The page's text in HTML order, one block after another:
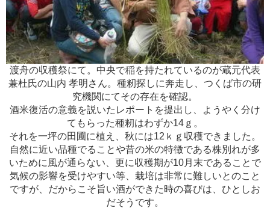
渡舟の収穫祭にて。中央で稲を持たれているのが蔵元代表
兼杜氏の山内 孝明さん。種籾探しに奔走し、つくば市の研
究機関にてその存在を確認。
酒米復活の意義を説いたレポートを提出し、ようやく分け
てもらった種籾はわずか14ｇ。
それを一坪の田圃に植え、秋には12ｋｇ収穫できました。
自然に近い品種でることや昔の米の特徴である株別れが多
いために風が通らない、更に収穫期が10月末であることで
気候の影響を受けやすい等、栽培は非常に難しいとのこと
ですが、だからこそ旨い酒ができた時の喜びは、ひとしお
だそうです。